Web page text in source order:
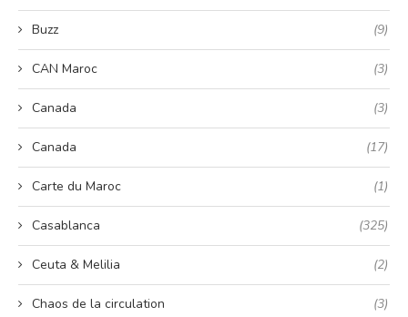
Buzz (9)
CAN Maroc (3)
Canada (3)
Canada (17)
Carte du Maroc (1)
Casablanca (325)
Ceuta & Melilia (2)
Chaos de la circulation (3)